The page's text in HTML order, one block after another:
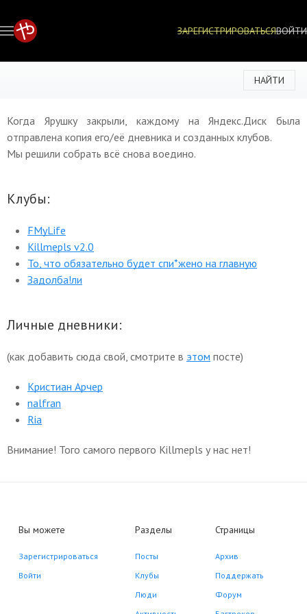
ЗАРЕГИСТРИРОВАТЬСЯВОЙТИ
НАЙТИ
Когда Ярушку закрыли, каждому на Яндекс.Диск была
отправлена копия его/её дневника и созданных клубов.
Мы решили собрать всё снова воедино.
Клубы:
FMyLife
Killmepls v2.0
То, что обязательно будет спи*жено на главную
Задолба!ли
Личные дневники:
(как добавить сюда свой, смотрите в этом посте)
Кристиан Арчер
nalfran
Ria
Внимание! Того самого первого Killmepls у нас нет!
Вы можете
Зарегистрироваться
Войти
Разделы
Посты
Клубы
Люди
Страницы
Архив
Поддержать
Форум